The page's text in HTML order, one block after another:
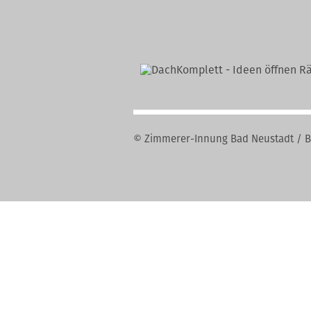
© Zimmerer-Innung Bad Neustadt /